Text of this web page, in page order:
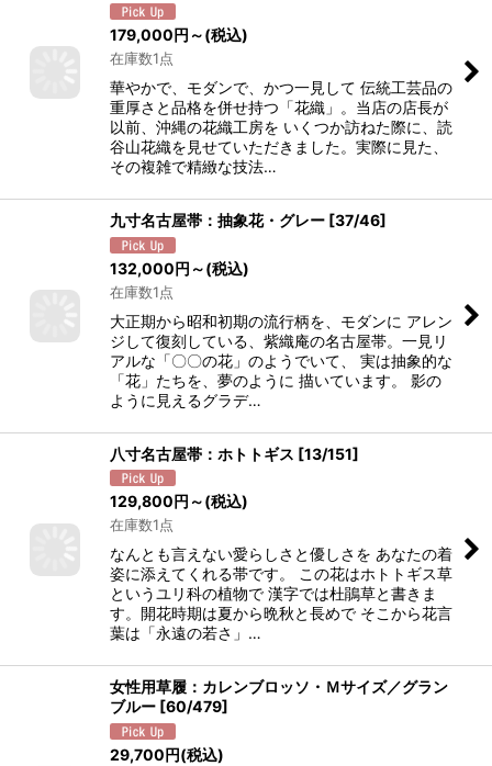
179,000円 ～(税込)
在庫数1点
華やかで、モダンで、かつ一見して 伝統工芸品の
重厚さと品格を併せ持つ「花織」。当店の店長が
以前、沖縄の花織工房を いくつか訪ねた際に、読
谷山花織を見せていただきました。実際に見た、
その複雑で精緻な技法…
九寸名古屋帯：抽象花・グレー [37/46]
132,000円 ～(税込)
在庫数1点
大正期から昭和初期の流行柄を、モダンに アレン
ジして復刻している、紫織庵の名古屋帯。一見リ
アルな「〇〇の花」のようでいて、 実は抽象的な
「花」たちを、夢のように 描いています。 影の
ように見えるグラデ…
八寸名古屋帯：ホトトギス [13/151]
129,800 円 ～(税込)
在庫数1点
なんとも言えない愛らしさと優しさを あなたの着
姿に添えてくれる帯です。 この花はホトトギス草
というユリ科の植物で 漢字では杜鵑草と書きま
す。開花時期は夏から晩秋と長めで そこから花言
葉は「永遠の若さ」…
女性用草履：カレンブロッソ・Ｍサイズ／グラン
ブルー [60/479]
29,700円(税込)